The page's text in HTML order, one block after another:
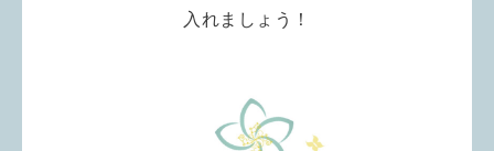
入れましょう！